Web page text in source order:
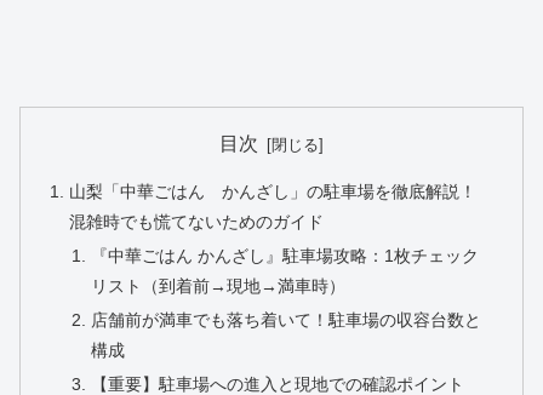
目次
山梨「中華ごはん かんざし」の駐車場を徹底解説！
混雑時でも慌てないためのガイド
『中華ごはん かんざし』駐車場攻略：1枚チェック
リスト（到着前→現地→満車時）
店舗前が満車でも落ち着いて！駐車場の収容台数と
構成
【重要】駐車場への進入と現地での確認ポイント